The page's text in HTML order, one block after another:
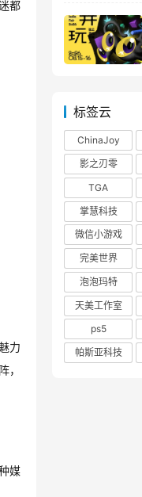
都
力
，
媒
标签云
ChinaJoy
影之刃零
TGA
掌慧科技
微信小游戏
完美世界
泡泡玛特
天美工作室
ps5
帕斯亚科技